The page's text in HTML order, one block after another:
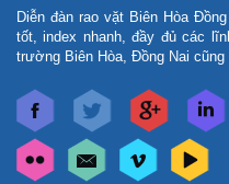
Diễn đàn rao vặt Biên Hòa Đồng
tốt, index nhanh, đầy đủ các
trường Biên Hòa, Đồng Nai